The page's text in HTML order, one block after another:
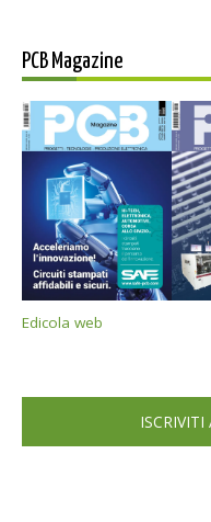
PCB Magazine
Edicola web